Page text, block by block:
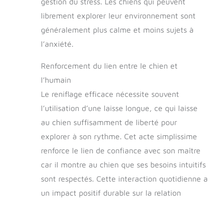
librement explorer leur environnement sont
généralement plus calme et moins sujets à
l’anxiété.
Renforcement du lien entre le chien et
l’humain
Le reniflage efficace nécessite souvent
l’utilisation d’une laisse longue, ce qui laisse
au chien suffisamment de liberté pour
explorer à son rythme. Cet acte simplissime
renforce le lien de confiance avec son maître
car il montre au chien que ses besoins intuitifs
sont respectés. Cette interaction quotidienne a
un impact positif durable sur la relation